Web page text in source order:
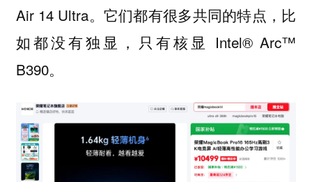
Air 14 Ultra。它们都有很多共同的特点，比
如都没有独显，只有核显 Intel® Arc™
B390。